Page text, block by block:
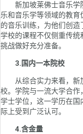
新加坡莱佛士音乐学
乐和音乐学等领域的教
的音乐训练，为他们创造
学校的课程不仅侧重传
挑战做好充分准备。
3.国内一本院校
从综合实力来看，新
校。学院与一流大学合
学士学位，这一学历在
际上受到广泛认可。
4.含金量